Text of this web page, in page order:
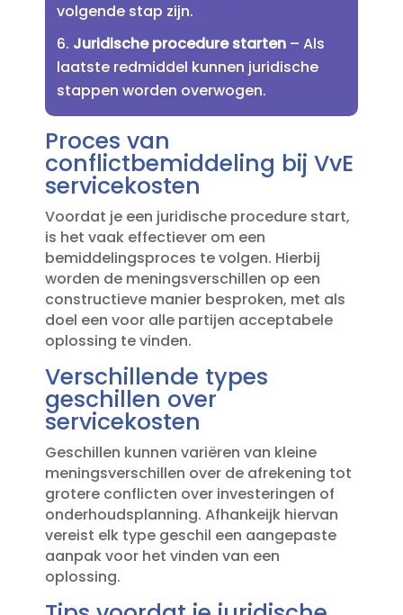
volgende stap zijn.​
Juridische procedure starten– Als
laatste redmiddel kunnen juridische
stappen worden overwogen.​
Proces van
conflictbemiddeling bij VvE
servicekosten
Voordat je een juridische procedure start,
is het vaak effectiever om een
bemiddelingsproces te volgen.​ Hierbij
worden de meningsverschillen op een
constructieve manier besproken, met als
doel een voor alle partijen acceptabele
oplossing te vinden.​
Verschillende types
geschillen over
servicekosten
Geschillen kunnen variëren van kleine
meningsverschillen over de afrekening tot
grotere conflicten over investeringen of
onderhoudsplanning.​ Afhankeijk hiervan
vereist elk type geschil een aangepaste
aanpak voor het vinden van een
oplossing.​